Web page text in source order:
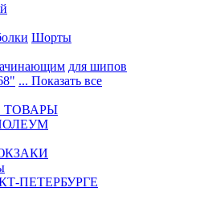
Шорты
для шипов
... Показать все
ПЕТЕРБУРГЕ